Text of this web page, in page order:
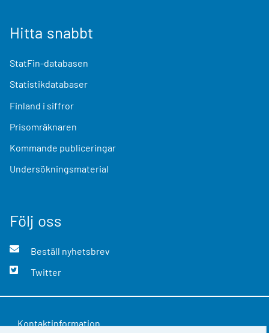
Hitta snabbt
StatFin-databasen
Statistikdatabaser
Finland i siffror
Prisomräknaren
Kommande publiceringar
Undersökningsmaterial
Följ oss
Beställ nyhetsbrev
Twitter
Kontaktinformation